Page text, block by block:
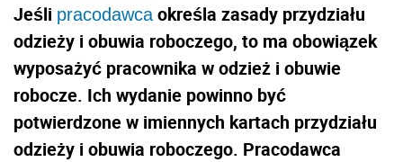
Jeśli pracodawcaokreśla zasady przydziału
odzieży i obuwia roboczego, to ma obowiązek
wyposażyć pracownika w odzież i obuwie
robocze. Ich wydanie powinno być
potwierdzone w imiennych kartach przydziału
odzieży i obuwia roboczego. Pracodawca